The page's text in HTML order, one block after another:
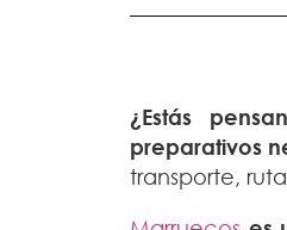
¿Estás
preparativos
transporte,